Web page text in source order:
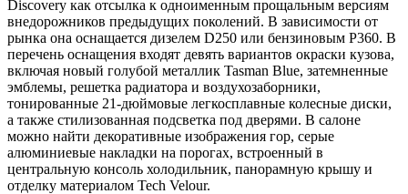
Discovery как отсылка к одноименным прощальным версиям
внедорожников предыдущих поколений. В зависимости от
рынка она оснащается дизелем D250 или бензиновым P360. В
перечень оснащения входят девять вариантов окраски кузова,
включая новый голубой металлик Tasman Blue, затемненные
эмблемы, решетка радиатора и воздухозаборники,
тонированные 21-дюймовые легкосплавные колесные диски,
а также стилизованная подсветка под дверями. В салоне
можно найти декоративные изображения гор, серые
алюминиевые накладки на порогах, встроенный в
центральную консоль холодильник, панорамную крышу и
отделку материалом Tech Velour.